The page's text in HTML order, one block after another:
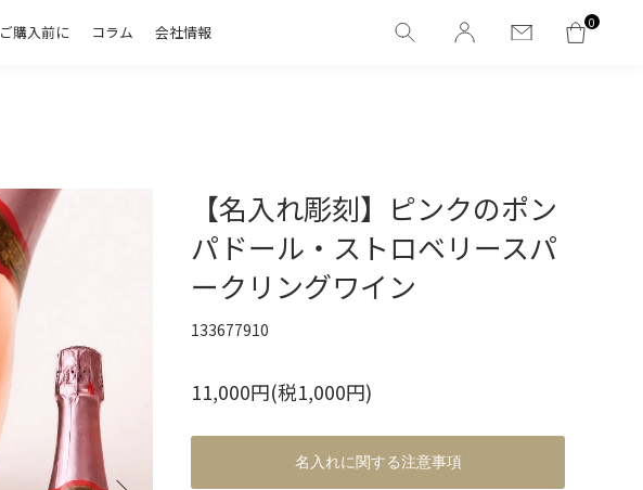
ご購入前に コラム 会社情報 0
【名入れ彫刻】ピンクのポン
パドール・ストロベリースパ
ークリングワイン
133677910
11,000円(税1,000円)
名入れに関する注意事項